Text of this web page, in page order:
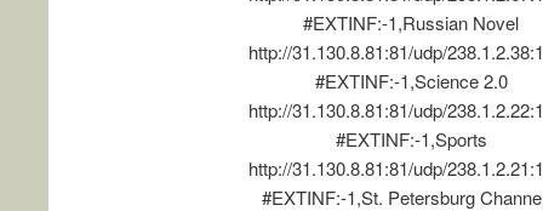
#EXTINF:-1,Russian Novel
http://31.130.8.81:81/udp/
#EXTINF:-1,Science 2.0
http://31.130.8.81:81/udp/
#EXTINF:-1,Sports
http://31.130.8.81:81/udp/
#EXTINF:-1,St. Petersburg